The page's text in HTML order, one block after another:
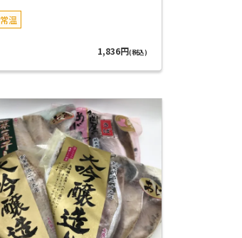
常温
1,836円(税込)